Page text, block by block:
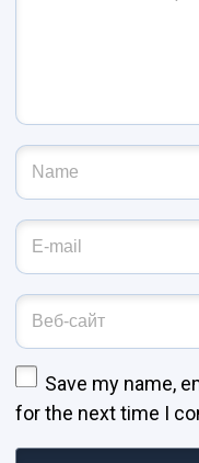
Имя и фамилия
Адрес эл. почты
Веб-сайт
Save my name,
for the next time I